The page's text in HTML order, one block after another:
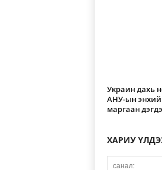
Украин дахь
АНУ-ын
маргаан
ХАРИУ